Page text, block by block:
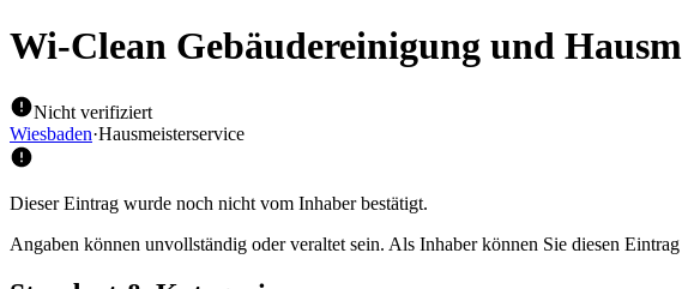
Wi-Clean Gebäudereinigung und
Nicht verifiziert
Wiesbaden·Hausmeisterservice
Dieser Eintrag wurde noch nicht vom Inhaber bestätigt.
Angaben können unvollständig oder veraltet sein. Als Inhaber können Sie diesen